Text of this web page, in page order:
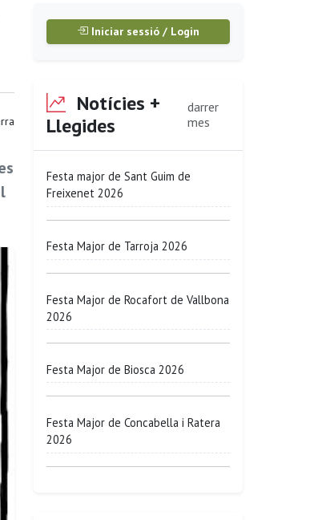
Iniciar sessió / Login
Notícies +
Llegides
darrer
mes
Festa major de Sant Guim de
Freixenet 2026
Festa Major de Tarroja 2026
Festa Major de Rocafort de Vallbona
2026
Festa Major de Biosca 2026
Festa Major de Concabella i Ratera
2026